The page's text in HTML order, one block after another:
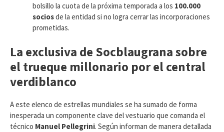
bolsillo la cuota de la próxima temporada a los 100.000
sociosde la entidad si no logra cerrar las incorporaciones
prometidas.
La exclusiva de Socblaugrana sobre
el trueque millonario por el central
verdiblanco
​A este elenco de estrellas mundiales se ha sumado de forma
inesperada un componente clave del vestuario que comanda el
técnico Manuel Pellegrini. Según informan de manera detallada